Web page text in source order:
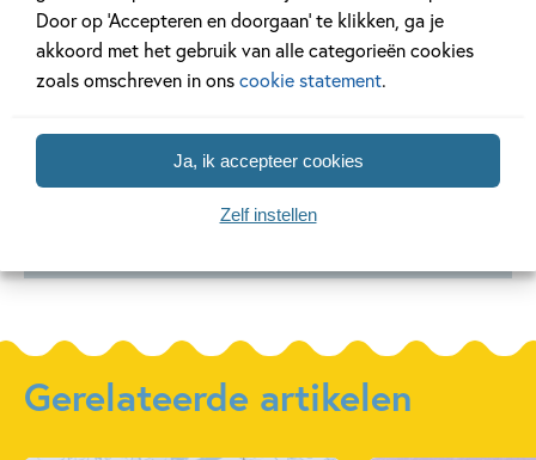
Door op ‘Accepteren en doorgaan’ te klikken, ga je
akkoord met het gebruik van alle categorieën cookies
zoals omschreven in onscookie statement.
Ja, ik accepteer cookies
Zelf instellen
Kleine Karels
Tekenclub 4 –
Kleine Karels
Samen staan we
Kleine Karels
Tekenclub 2 –
Kleine Karels
kikkers gaan
keten
Dav Pilkey
Gerelateerde artikelen